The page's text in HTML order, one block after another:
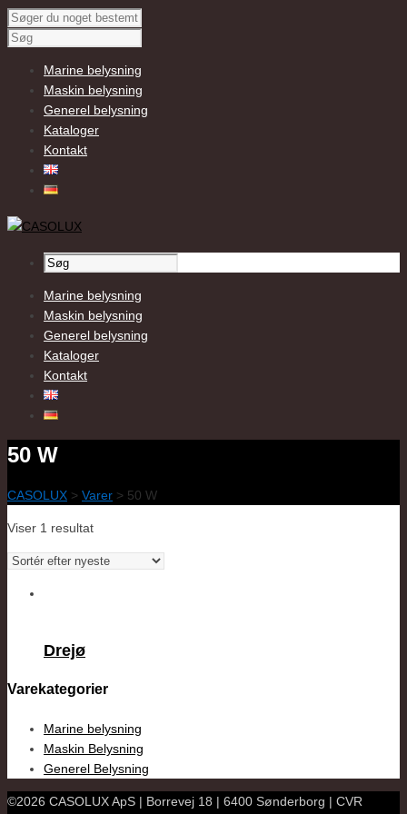
Marine belysning
Maskin belysning
Generel belysning
Kataloger
Kontakt
Marine belysning
Maskin belysning
Generel belysning
Kataloger
Kontakt
50 W
CASOLUX > Varer > 50 W
Viser 1 resultat
Drejø
Varekategorier
Marine belysning
Maskin Belysning
Generel Belysning
©2026 CASOLUX ApS | Borrevej 18 | 6400 Sønderborg | CVR